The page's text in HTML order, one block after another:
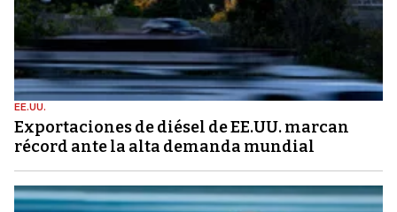
EE.UU.
Exportaciones de diésel de EE.UU. marcan
récord ante la alta demanda mundial